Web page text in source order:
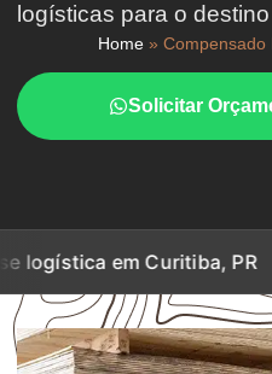
logísticas para o
Home » Compensado
Solicitar
Curitiba, PR Base